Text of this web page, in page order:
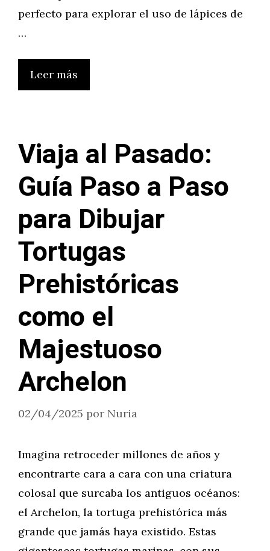
perfecto para explorar el uso de lápices de
…
Leer más
Viaja al Pasado:
Guía Paso a Paso
para Dibujar
Tortugas
Prehistóricas
como el
Majestuoso
Archelon
02/04/2025 por Nuria
Imagina retroceder millones de años y
encontrarte cara a cara con una criatura
colosal que surcaba los antiguos océanos:
el Archelon, la tortuga prehistórica más
grande que jamás haya existido. Estas